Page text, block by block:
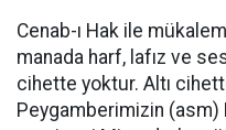
Cenab-ı Hak ile
manada harf, lafız ve
cihette yoktur. Altı
Peygamberimizin (asm)